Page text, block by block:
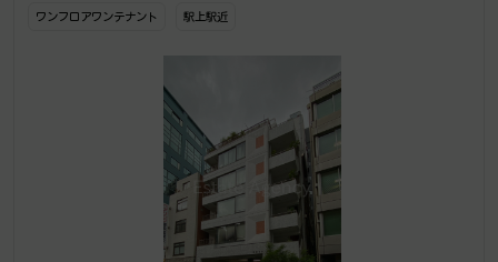
ワンフロアワンテナント 駅上駅近